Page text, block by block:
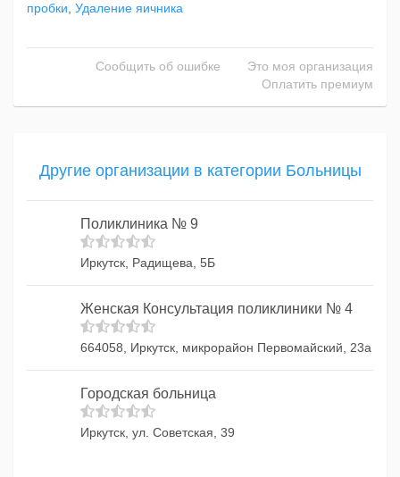
пробки Удаление яичника
Сообщить об ошибке
Это моя организация
Оплатить премиум
Другие организации в категории Больницы
Поликлиника № 9
Иркутск, Радищева, 5Б
Женская Консультация поликлиники № 4
664058, Иркутск, микрорайон Первомайский, 23а
Городская больница
Иркутск, ул. Советская, 39